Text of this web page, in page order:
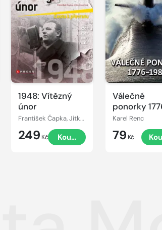
1948: Vítězný
únor
František Čapka, Jitka Lunerová
249 Kč Koupit
Válečné
ponorky
1985
Karel Renc
79 Kč